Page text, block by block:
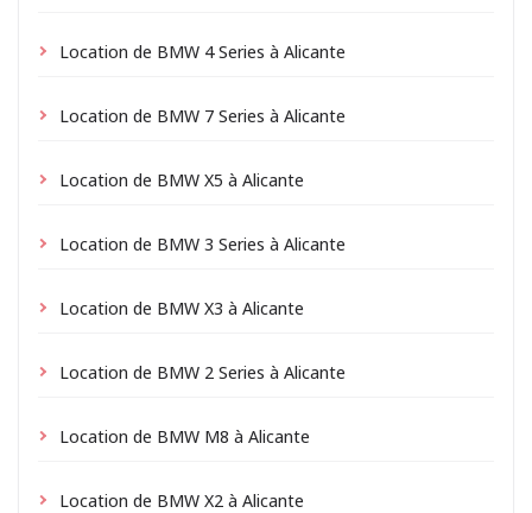
Location de BMW 4 Series à Alicante
Location de BMW 7 Series à Alicante
Location de BMW X5 à Alicante
Location de BMW 3 Series à Alicante
Location de BMW X3 à Alicante
Location de BMW 2 Series à Alicante
Location de BMW M8 à Alicante
Location de BMW X2 à Alicante